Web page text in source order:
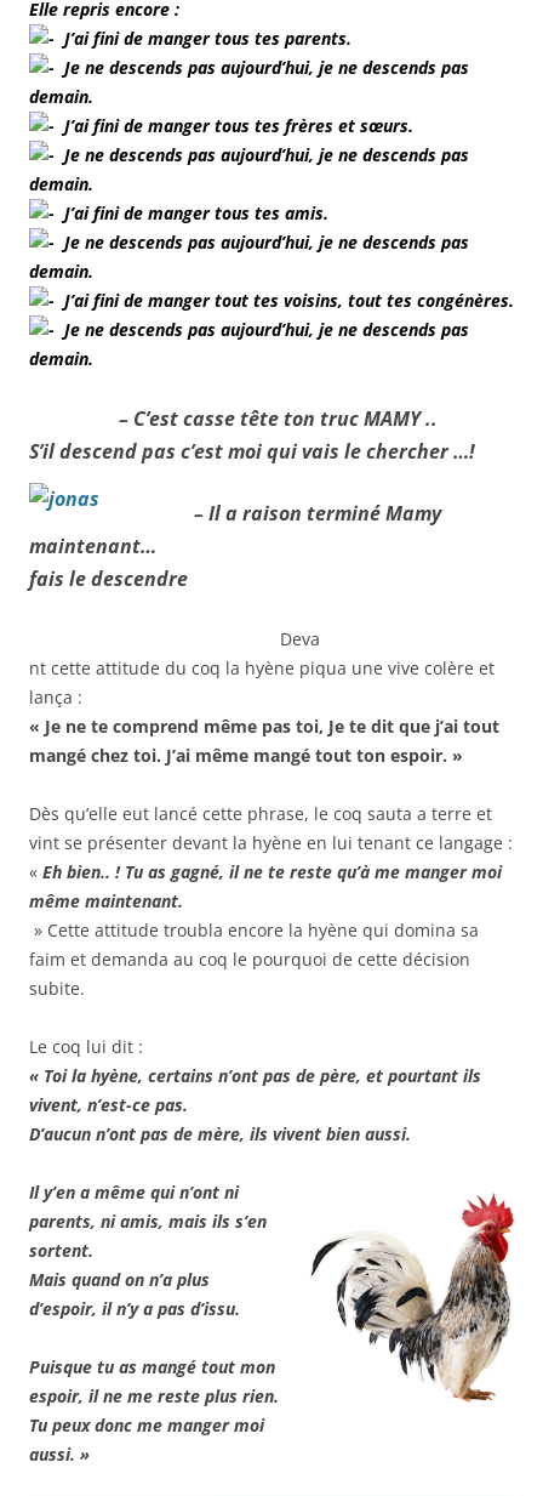
Elle repris encore :
J’ai fini de manger tous tes parents.
Je ne descends pas aujourd’hui, je ne descends pas
demain.
J’ai fini de manger tous tes frères et sœurs.
Je ne descends pas aujourd’hui, je ne descends pas
demain.
J’ai fini de manger tous tes amis.
Je ne descends pas aujourd’hui, je ne descends pas
demain.
J’ai fini de manger tout tes voisins, tout tes congénères.
Je ne descends pas aujourd’hui, je ne descends pas
demain.
– C’est casse tête ton truc MAMY ..
S’il descend pas c’est moi qui vais le chercher …!
– Il a raison terminé Mamy
maintenant…
fais le descendre
Deva
nt cette attitude du coq la hyène piqua une vive colère et
lança :
« Je ne te comprend même pas toi, Je te dit que j’ai tout
mangé chez toi. J’ai même mangé tout ton espoir. »
Dès qu’elle eut lancé cette phrase, le coq sauta a terre et
vint se présenter devant la hyène en lui tenant ce langage :
« Eh bien.. ! Tu as gagné, il ne te reste qu’à me manger moi
même maintenant.
» Cette attitude troubla encore la hyène qui domina sa
faim et demanda au coq le pourquoi de cette décision
subite.
Le coq lui dit :
« Toi la hyène, certains n’ont pas de père, et pourtant ils
vivent, n’est-ce pas.
D’aucun n’ont pas de mère, ils vivent bien aussi.
Il y’en a même qui n’ont ni
parents, ni amis, mais ils s’en
sortent.
Mais quand on n’a plus
d’espoir, il n’y a pas d’issu.
Puisque tu as mangé tout mon
espoir, il ne me reste plus rien.
Tu peux donc me manger moi
aussi. »